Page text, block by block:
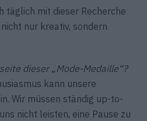
täglich mit dieser Recherche
nur kreativ, sondern
dieser „Mode-Medaille“?
kann unsere
Wir müssen ständig up-to-
nicht leisten, eine Pause zu